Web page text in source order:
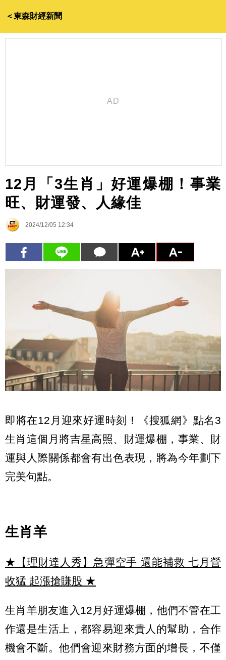
＜東森財經新聞
12月「3生肖」好運爆棚！事業
旺、財運發、人緣佳
2024/12/05 12:34
即將在12月迎來好運時刻！《搜狐網》點名3
生肖這個月將吉星高照、財運爆棚，事業、財
運與人際關係都會有出色表現，將為今年劃下
完美句點。
生肖羊
★【理財達人秀】急彈空手 還能補救 七月營
收猛 起漲搶賺股 ★
生肖羊朋友進入12月好運爆棚，他們不管在工
作還是生活上，都容易迎來貴人的幫助，合作
機會不斷。他們會迎來財務方面的增長，不僅